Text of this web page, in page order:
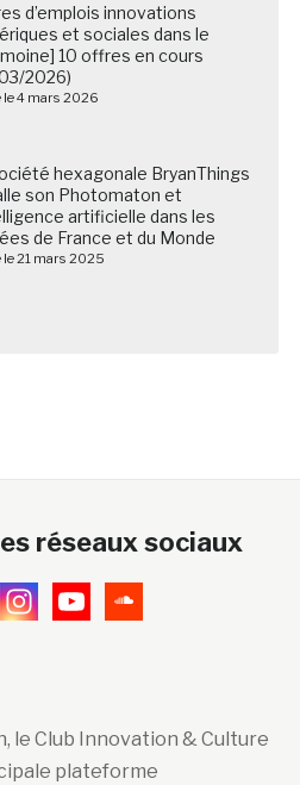
d’emplois innovations
et sociales dans le
10 offres en cours
2026)
le 4 mars 2026
hexagonale BryanThings
son Photomaton et
artificielle dans les
de France et du Monde
le 21 mars 2025
réseaux sociaux
le Club Innovation & Culture
plateforme